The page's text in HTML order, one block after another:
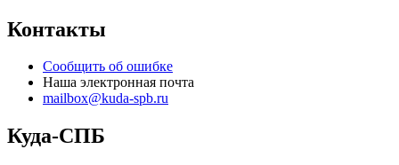
Контакты
Сообщить об ошибке
Наша электронная почта
mailbox@kuda-spb.ru
Куда-СПБ